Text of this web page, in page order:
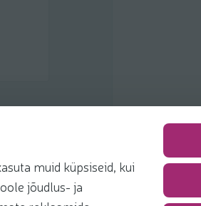
muid küpsiseid, kui
jõudlus- ja